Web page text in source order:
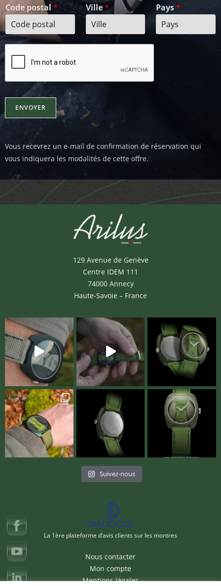
Code postal * Ville* Pays*
ENVOYER
Vous recevrez un e-mail de confirmation de réservation qui
vous indiquera les modalités de cette offre.
129 Avenue de Genève
Centre IDEM 111
74000 Annecy
Haute-Savoie – France
Suivez-nous
La 1ère plateforme d’avis clients sur les montres
Nous contacter
Mon compte
Mentions légales